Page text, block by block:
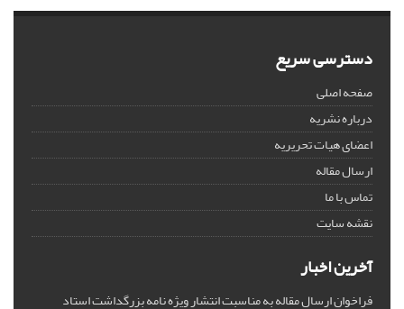
دسترسی سریع
صفحه اصلی
درباره نشریه
اعضای هیات تحریریه
ارسال مقاله
تماس با ما
نقشه سایت
آخرین اخبار
فراخوان ارسال مقاله به مناسبت انتشار ویژه نامه بزرگداشت استاد